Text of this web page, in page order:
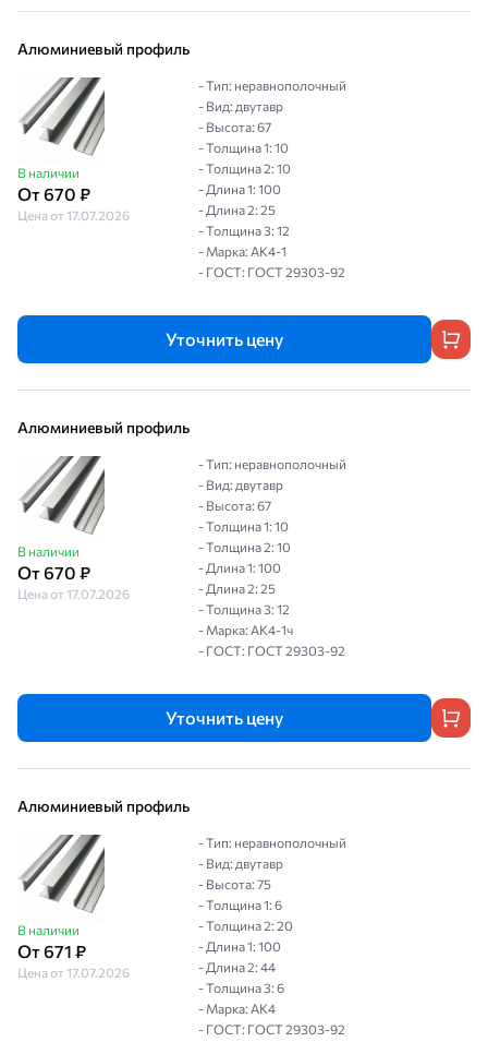
Алюминиевый профиль
В наличии
От 670 ₽
Цена от 17.07.2026
- Тип: неравнополочный
- Вид: двутавр
- Высота: 67
- Толщина 1: 10
- Толщина 2: 10
- Длина 1: 100
- Длина 2: 25
- Толщина 3: 12
- Марка: АК4-1
- ГОСТ: ГОСТ 29303-92
Уточнить цену
Алюминиевый профиль
В наличии
От 670 ₽
Цена от 17.07.2026
- Тип: неравнополочный
- Вид: двутавр
- Высота: 67
- Толщина 1: 10
- Толщина 2: 10
- Длина 1: 100
- Длина 2: 25
- Толщина 3: 12
- Марка: АК4-1ч
- ГОСТ: ГОСТ 29303-92
Уточнить цену
Алюминиевый профиль
В наличии
От 671 ₽
Цена от 17.07.2026
- Тип: неравнополочный
- Вид: двутавр
- Высота: 75
- Толщина 1: 6
- Толщина 2: 20
- Длина 1: 100
- Длина 2: 44
- Толщина 3: 6
- Марка: АК4
- ГОСТ: ГОСТ 29303-92